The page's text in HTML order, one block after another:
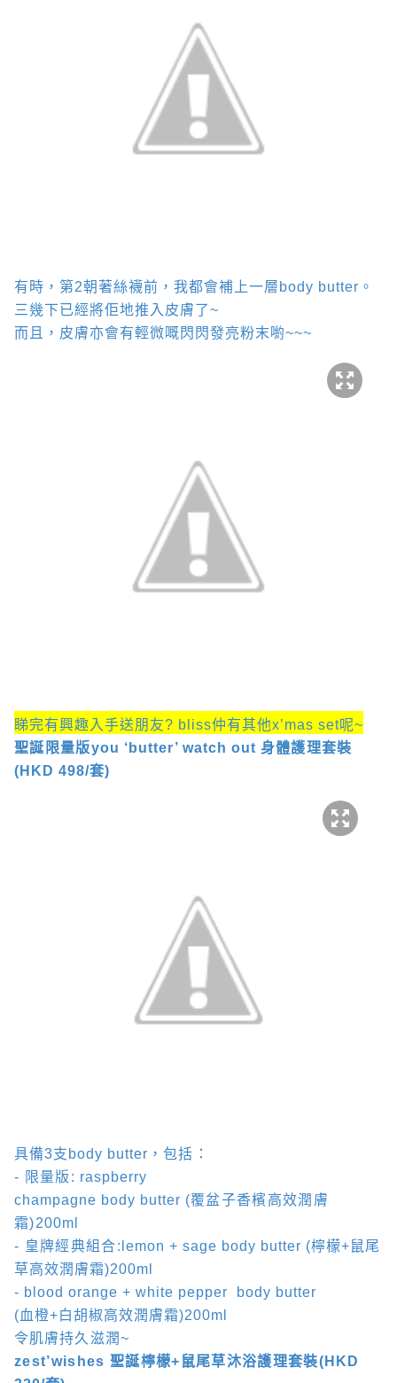
有時，第2朝著絲襪前，我都會補上一層 body butter 。
三幾下已經將佢地推入皮膚了~
而且，皮膚亦會有輕微嘅閃閃發亮粉末喲~~~
睇完有興趣入手送朋友? bliss仲有其他x’mas set呢~
聖誕限量版you ‘butter’ watch out 身體護理套裝
(HKD 498/套)
具備3支 body butter ， 包括：
- 限量版 : raspberry
champagne body butter (覆盆子香檳高效潤膚
霜)200ml
- 皇牌經典組合: lemon + sage body butter (檸檬+鼠尾
草高效潤膚霜)200ml
- blood orange + white pepper
body butter
(血橙+白胡椒高效潤膚霜)200ml
令肌膚持久滋潤~
zest’wishes 聖誕檸檬+ 鼠尾草沐浴護理套裝(HKD